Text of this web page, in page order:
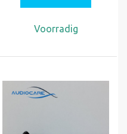
Voorradig